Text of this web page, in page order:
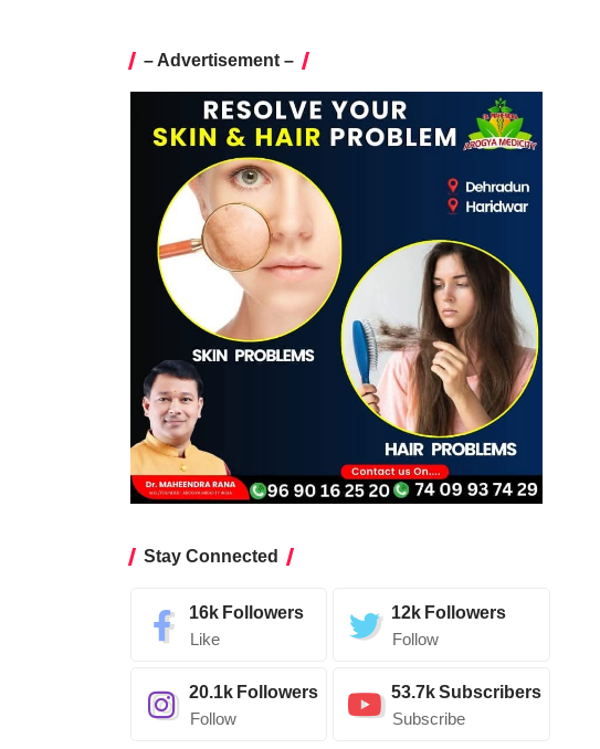
– Advertisement –
Stay Connected
16k Followers
Like
12k Followers
Follow
20.1k Followers
Follow
53.7kSubscribers
Subscribe